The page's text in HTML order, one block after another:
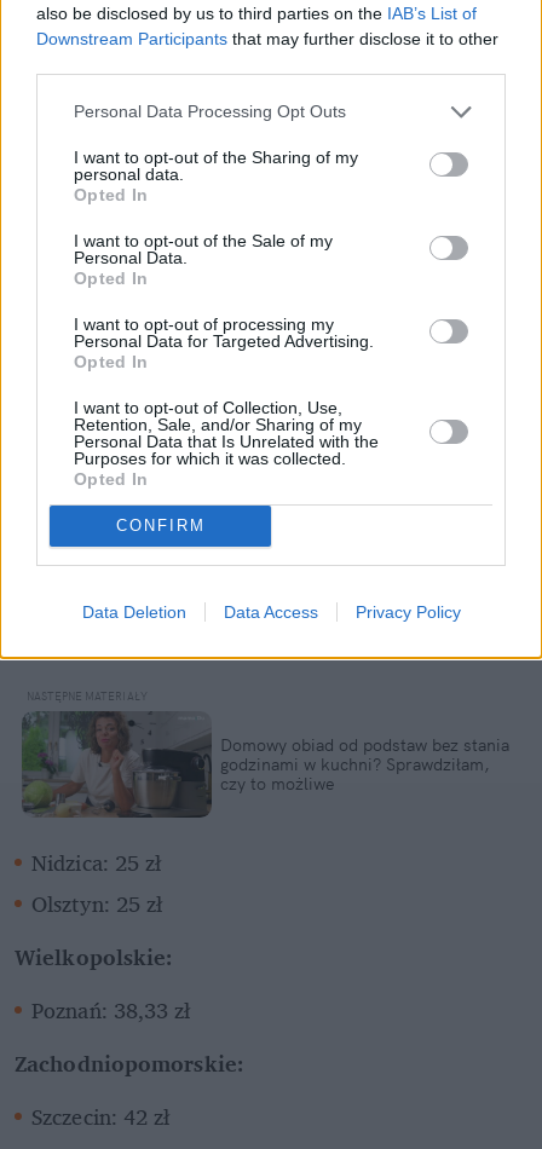
also be disclosed by us to third parties on the IAB’s List of
Downstream Participants that may further disclose it to other
Personal Data Processing Opt Outs
I want to opt-out of the Sharing of my
personal data.
Opted In
I want to opt-out of the Sale of my
Personal Data.
Opted In
I want to opt-out of processing my
Personal Data for Targeted Advertising.
Opted In
I want to opt-out of Collection, Use,
Retention, Sale, and/or Sharing of my
Personal Data that Is Unrelated with the
Purposes for which it was collected.
Opted In
CONFIRM
Data Deletion Data Access Privacy Policy
Ostrowiec Świętokrzyski: 28 zł
Domowy obiad od podstaw bez stania
godzinami w kuchni? Sprawdziłam,
czy to możliwe
Nidzica: 25 zł
Olsztyn: 25 zł
Wielkopolskie:
Poznań: 38,33 zł
Zachodniopomorskie:
Szczecin: 42 zł